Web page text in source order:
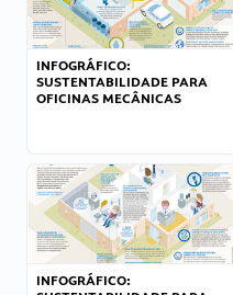
INFOGRÁFICO:
SUSTENTABILIDADE PARA
OFICINAS MECÂNICAS
INFOGRÁFICO: